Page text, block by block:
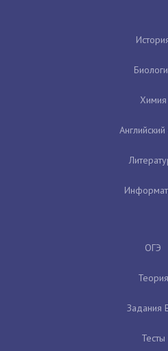
Химия
ОГЭ
Теория
Задания
Тесты